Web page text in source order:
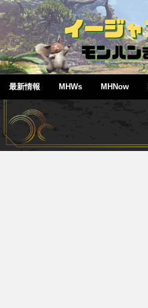
最新情報 MHWs MHNow